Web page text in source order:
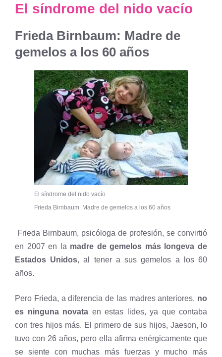
El síndrome del nido vacío
Frieda Birnbaum: Madre de
gemelos a los 60 años
El síndrome del nido vacío
Frieda Birnbaum: Madre de gemelos a los 60 años
Frieda Birnbaum, psicóloga de profesión, se convirtió
en 2007 en la madre de gemelos más longeva de
Estados Unidos, al tener a sus gemelos a los 60
años.
Pero Frieda, a diferencia de las madres anteriores, no
es ninguna novata en estas lides, ya que contaba
con tres hijos más. El primero de sus hijos, Jaeson, lo
tuvo con 26 años, pero ella afirma enérgicamente que
se siente con muchas más fuerzas y mucho más